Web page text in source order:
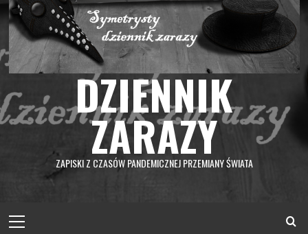
DZIENNIK
ZARAZY
ZAPISKI Z CZASÓW PANDEMICZNEJ PRZEMIANY ŚWIATA
Menu